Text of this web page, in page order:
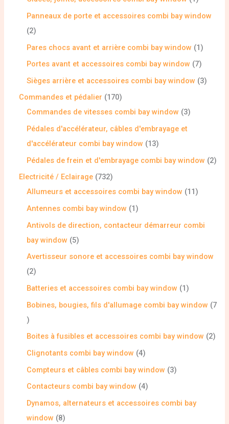
Panneaux de porte et accessoires combi bay window
2
Pares chocs avant et arrière combi bay window
1
Portes avant et accessoires combi bay window
7
Sièges arrière et accessoires combi bay window
3
Commandes et pédalier
170
Commandes de vitesses combi bay window
3
Pédales d'accélérateur, câbles d'embrayage et
d'accélérateur combi bay window
13
Pédales de frein et d'embrayage combi bay window
2
Electricité / Eclairage 732
Allumeurs et accessoires combi bay window
11
Antennes combi bay window
1
Antivols de direction, contacteur démarreur combi
bay window
5
Avertisseur sonore et accessoires combi bay window
2
Batteries et accessoires combi bay window
1
Bobines, bougies, fils d'allumage combi bay window
7
Boites à fusibles et accessoires combi bay window
2
Clignotants combi bay window 4
Compteurs et câbles combi bay window
3
Contacteurs combi bay window 4
Dynamos, alternateurs et accessoires combi bay
window
8